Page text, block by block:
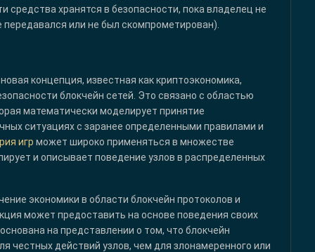
средства хранятся в безопасности, пока владелец не
или не был скомпрометирован).
концепция, известная как криптоэкономика,
блокчейн сетей. Это связано с областью
математически моделирует принятие
ситуациях с заранее определенными правилами и
игр может широко применяться в множестве
и описывает поведение узлов в распределенных
экономики в области блокчейн протоколов и
может предоставить на основе поведения своих
на представлении о том, что блокчейн
честных действий узлов, чем для злонамеренного или